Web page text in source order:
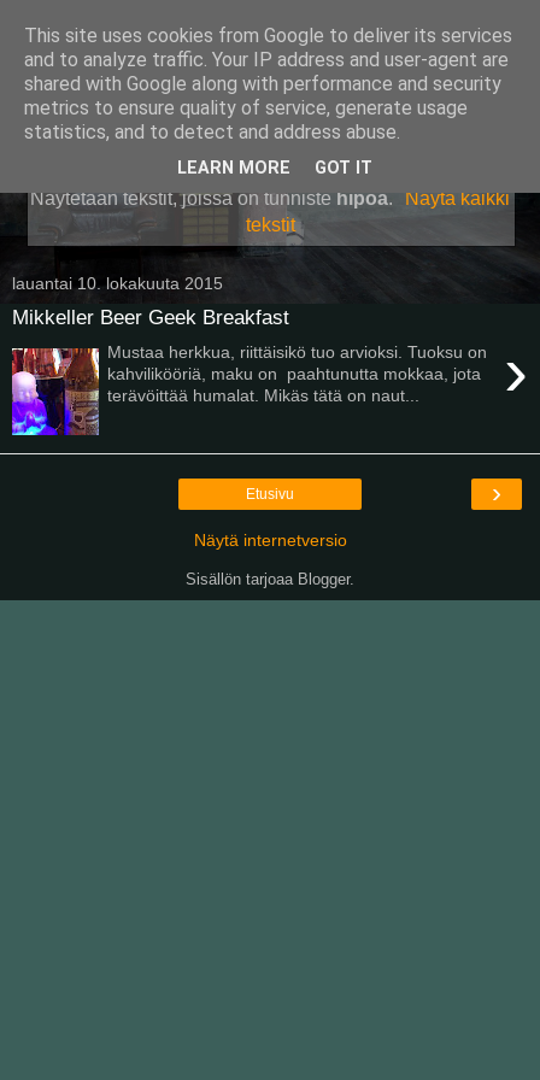
Pullollinen
Näytetään tekstit, joissa on tunniste hipoa.
Näytä kaikki
tekstit
lauantai 10. lokakuuta 2015
Mikkeller Beer Geek Breakfast
›
Mustaa herkkua, riittäisikö tuo arvioksi. Tuoksu on
kahvilikööriä, maku on paahtunutta mokkaa, jota
terävöittää humalat. Mikäs tätä on naut...
›
Etusivu
Näytä internetversio
Sisällön tarjoaa Blogger.
This site uses cookies from Google to deliver its services
and to analyze traffic. Your IP address and user-agent are
shared with Google along with performance and security
metrics to ensure quality of service, generate usage
statistics, and to detect and address abuse.
LEARN MORE GOT IT